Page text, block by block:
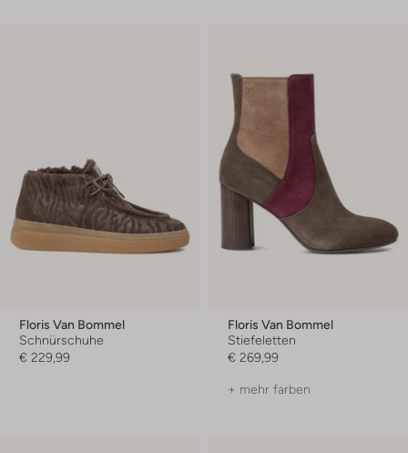
Floris Van Bommel
Schnürschuhe
€ 229,99
Floris Van Bommel
Stiefeletten
€ 269,99
+ mehr farben